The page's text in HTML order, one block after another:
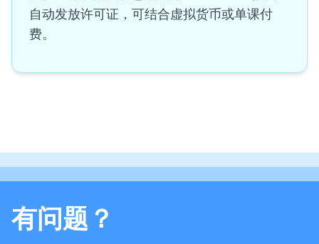
自动发放许可证，可结合虚拟货币或单课付
费。
有问题？